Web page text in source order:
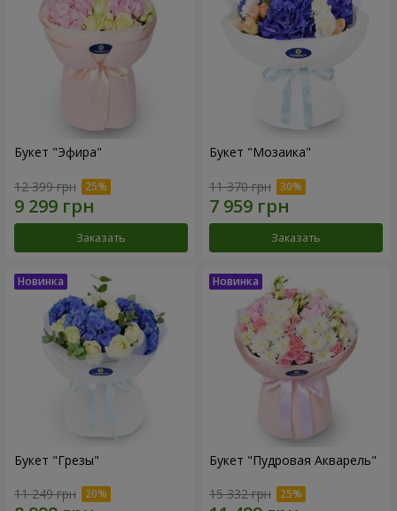
Букет "Эфира"
12 399 грн
Заказать
Букет "Мозаика"
11 370 грн
Заказать
Букет "Грезы"
11 249 грн
Букет "Пудровая Акварель"
15 332 грн